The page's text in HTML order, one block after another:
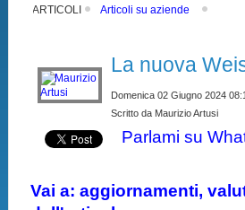
ARTICOLI Articoli su aziende
La nuova
Domenica 02 Giugno 2024
Scritto da Maurizio Artusi
Parlami su
Vai a: aggiornamenti,